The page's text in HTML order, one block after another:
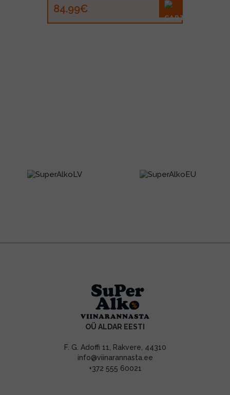
84.99€
OÜ ALDAR EESTI
F. G. Adoffi 11, Rakvere, 44310
info@viinarannasta.ee
+372 555 60021